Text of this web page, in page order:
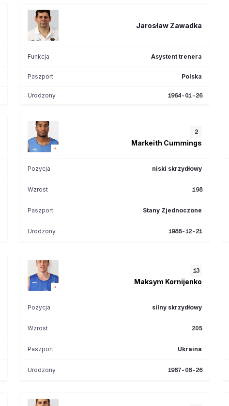
Jarosław Zawadka
Funkcja Asystent trenera
Paszport Polska
Urodzony 1964-01-26
2
Markeith Cummings
Pozycja niski skrzydłowy
Wzrost 198
Paszport Stany Zjednoczone
Urodzony 1988-12-21
13
Maksym Kornijenko
Pozycja silny skrzydłowy
Wzrost 205
Paszport Ukraina
Urodzony 1987-06-26